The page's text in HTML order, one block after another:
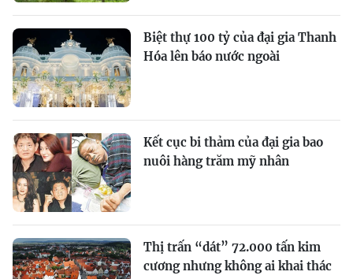
Biệt thự 100 tỷ của đại gia Thanh
Hóa lên báo nước ngoài
Kết cục bi thảm của đại gia bao
nuôi hàng trăm mỹ nhân
Thị trấn “dát” 72.000 tấn kim
cương nhưng không ai khai thác